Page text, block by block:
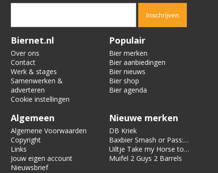
Verification code:
Biernet.nl
Over ons
Contact
Werk & stages
Samenwerken &
adverteren
Cookie instellingen
Populair
Bier merken
Bier aanbiedingen
Bier nieuws
Bier shop
Bier agenda
Algemeen
Algemene Voorwaarden
Copyright
Links
Jouw eigen account
Nieuwsbrief
Nieuwe merken
DB Kriek
Baxbier Smash or Pass:
Strata
Uiltje Take my Horse to
the Hotel Room
Muifel 2 Guys 2 Barrels